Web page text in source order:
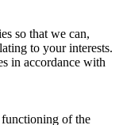
so that we can,
to your interests.
in accordance with
functioning of the